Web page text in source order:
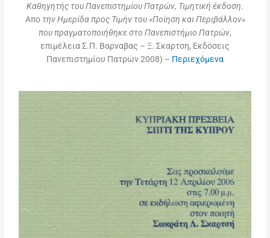
Καθηγητής του Πανεπιστημίου Πατρών, Τιμητική έκδοση.
Απο την Ημερίδα προς Τιμήν του «Ποίηση και Περιβάλλον»
που πραγματοποιήθηκε στο Πανεπιστήμιο Πατρών,
επιμέλεια Σ.Π. Βαρναβας – Ξ. Σκαρτση, Εκδόσεις
Πανεπιστημίου Πατρών 2008) – Περιεχόμενα